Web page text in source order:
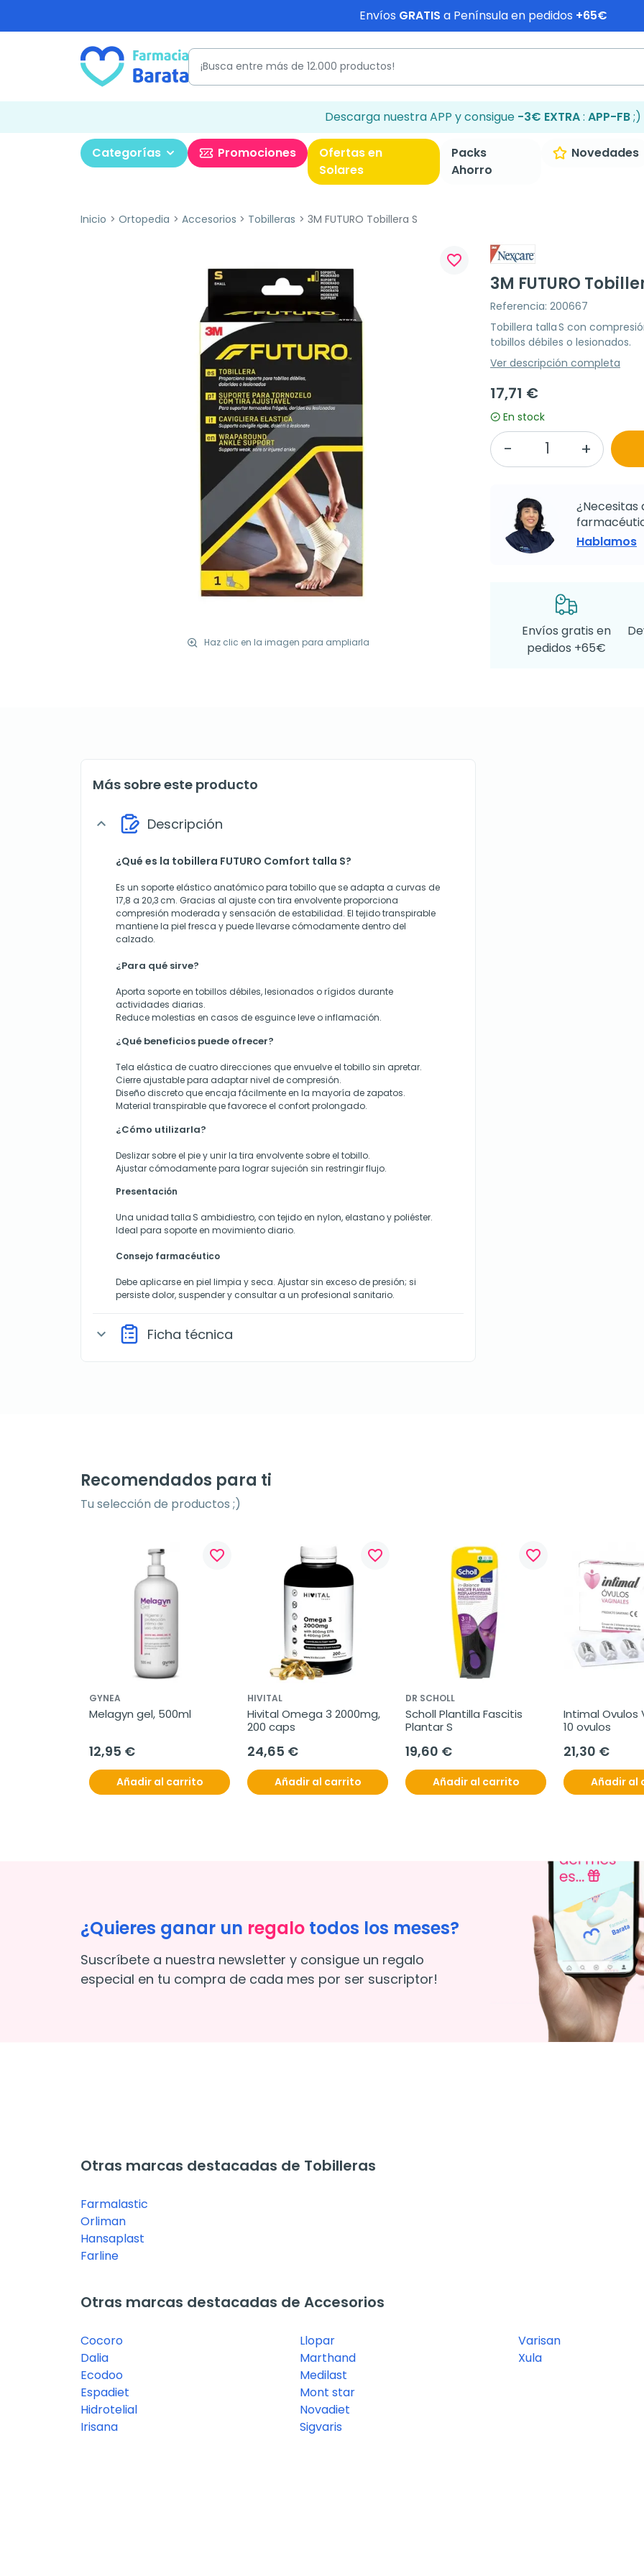
Envíos GRATIS a Península en pedidos +65€
Descarga nuestra APP y consigue -3€ EXTRA: APP-FB;)
Categorías Promociones
Ofertas en
Solares
Packs
Ahorro
Novedades
Inicio Ortopedia Accesorios Tobilleras 3M FUTURO Tobillera S
Haz clic en la imagen para ampliarla
favorite_border
3M FUTURO
Referencia: 200667
Tobillera talla S con
tobillos débiles o lesionados.
Ver descripción completa
17,71 €
En stock
¿Necesitas
Hablamos
Envíos gratis en
pedidos +65€
Más sobre este producto
expand_more Descripción
¿Qué es la tobillera FUTURO Comfort talla S?
Es un soporte elástico anatómico para tobillo que se adapta a curvas de
17,8 a 20,3 cm. Gracias al ajuste con tira envolvente proporciona
compresión moderada y sensación de estabilidad. El tejido transpirable
mantiene la piel fresca y puede llevarse cómodamente dentro del
calzado.
¿Para qué sirve?
Aporta soporte en tobillos débiles, lesionados o rígidos durante
actividades diarias.
Reduce molestias en casos de esguince leve o inflamación.
¿Qué beneficios puede ofrecer?
Tela elástica de cuatro direcciones que envuelve el tobillo sin apretar.
Cierre ajustable para adaptar nivel de compresión.
Diseño discreto que encaja fácilmente en la mayoría de zapatos.
Material transpirable que favorece el confort prolongado.
¿Cómo utilizarla?
Deslizar sobre el pie y unir la tira envolvente sobre el tobillo.
Ajustar cómodamente para lograr sujeción sin restringir flujo.
Presentación
Una unidad talla S ambidiestro, con tejido en nylon, elastano y poliéster.
Ideal para soporte en movimiento diario.
Consejo farmacéutico
Debe aplicarse en piel limpia y seca. Ajustar sin exceso de presión; si
persiste dolor, suspender y consultar a un profesional sanitario.
expand_more Ficha técnica
Recomendados para ti
Tu selección de productos ;)
favorite_border
GYNEA
Melagyn gel, 500ml
12,95 €
Añadir al carrito
favorite_border
HIVITAL
Hivital Omega 3 2000mg,
200 caps
24,65 €
Añadir al carrito
favorite_border
DR SCHOLL
Scholl Plantilla Fascitis
Plantar S
19,60 €
Añadir al carrito
Intimal Ovulos
10 ovulos
21,30 €
Añadir al
¿Quieres ganar un regalo todos los meses?
Suscríbete a nuestra newsletter y consigue un regalo
especial en tu compra de cada mes por ser suscriptor!
Otras marcas destacadas de Tobilleras
Farmalastic
Orliman
Hansaplast
Farline
Otras marcas destacadas de Accesorios
Cocoro
Dalia
Ecodoo
Espadiet
Hidrotelial
Irisana
Llopar
Marthand
Medilast
Mont star
Novadiet
Sigvaris
Varisan
Xula